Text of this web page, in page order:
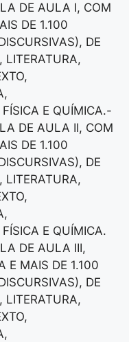
DE AULA I, COM
DE 1.100
DE
LITERATURA,
E QUÍMICA.-
DE AULA II, COM
DE 1.100
DE
LITERATURA,
E QUÍMICA.
DE AULA III,
E MAIS DE 1.100
DE
LITERATURA,